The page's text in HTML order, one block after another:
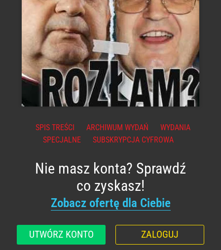
SPIS TREŚCI ARCHIWUM WYDAŃ
WYDANIA
SPECJALNE
SUBSKRYPCJA CYFROWA
Nie masz konta? Sprawdź
co zyskasz!
Zobacz ofertę dla Ciebie
UTWÓRZ KONTO ZALOGUJ